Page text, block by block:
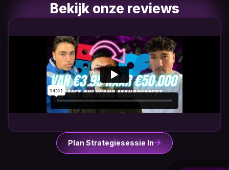
Bekijk onze reviews
Plan Strategiesessie In